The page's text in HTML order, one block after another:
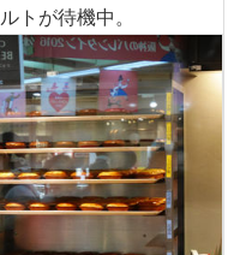
トが待機中。